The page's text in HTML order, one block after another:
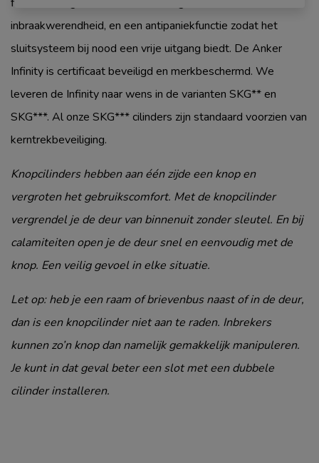
inbraakwerendheid, en een antipaniekfunctie zodat het
sluitsysteem bij nood een vrije uitgang biedt. De Anker
Infinity is certificaat beveiligd en merkbeschermd. We
leveren de Infinity naar wens in de varianten SKG** en
SKG***. Al onze SKG*** cilinders zijn standaard voorzien van
kerntrekbeveiliging.
Knopcilinders hebben aan één zijde een knop en
vergroten het gebruikscomfort. Met de knopcilinder
vergrendel je de deur van binnenuit zonder sleutel. En bij
calamiteiten open je de deur snel en eenvoudig met de
knop. Een veilig gevoel in elke situatie.
Let op: heb je een raam of brievenbus naast of in de deur,
dan is een knopcilinder niet aan te raden. Inbrekers
kunnen zo’n knop dan namelijk gemakkelijk manipuleren.
Je kunt in dat geval beter een slot met een dubbele
cilinder installeren.